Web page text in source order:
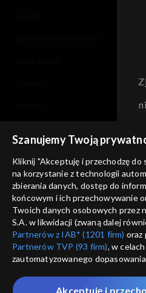
informacje o dostawcy usług
Szanujemy Twoją
Kliknij "Akceptuję i przechodzę do
na korzystanie z technologii
zbierania danych, dostęp do
końcowym i ich przechowywanie
Twoich danych osobowych przez
S.A. w likwidacji (zwaną dalej
Partnerów z IAB* (1201 firm) oraz
Partnerów TVP (93 firm), w
zautomatyzowanego
które wskazujemy poniżej, a także
Akceptuję i